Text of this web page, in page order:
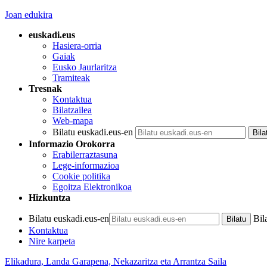
Joan edukira
euskadi.eus
Hasiera-orria
Gaiak
Eusko Jaurlaritza
Tramiteak
Tresnak
Kontaktua
Bilatzailea
Web-mapa
Bilatu euskadi.eus-en
Informazio Orokorra
Erabilerraztasuna
Lege-informazioa
Cookie politika
Egoitza Elektronikoa
Hizkuntza
Bilatu euskadi.eus-en
Kontaktua
Nire karpeta
Elikadura, Landa Garapena, Nekazaritza eta Arrantza Saila